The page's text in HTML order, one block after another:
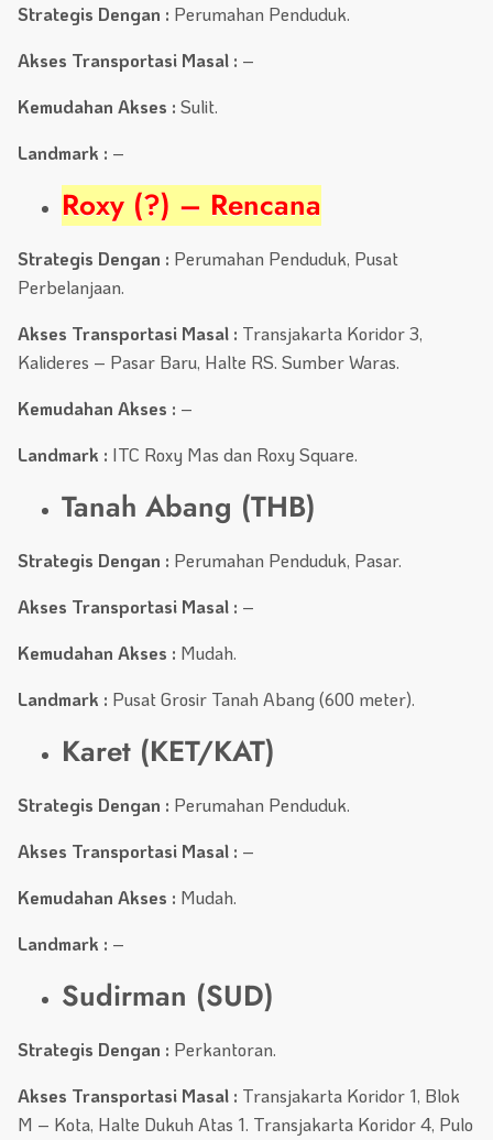
Strategis Dengan : Perumahan Penduduk.
Akses Transportasi Masal : –
Kemudahan Akses : Sulit.
Landmark : –
Roxy (?) – Rencana
Strategis Dengan : Perumahan Penduduk, Pusat
Perbelanjaan.
Akses Transportasi Masal : Transjakarta Koridor 3,
Kalideres – Pasar Baru, Halte RS. Sumber Waras.
Kemudahan Akses : –
Landmark : ITC Roxy Mas dan Roxy Square.
Tanah Abang (THB)
Strategis Dengan : Perumahan Penduduk, Pasar.
Akses Transportasi Masal : –
Kemudahan Akses : Mudah.
Landmark : Pusat Grosir Tanah Abang (600 meter).
Karet (KET/KAT)
Strategis Dengan : Perumahan Penduduk.
Akses Transportasi Masal : –
Kemudahan Akses : Mudah.
Landmark : –
Sudirman (SUD)
Strategis Dengan : Perkantoran.
Akses Transportasi Masal : Transjakarta Koridor 1, Blok
M – Kota, Halte Dukuh Atas 1. Transjakarta Koridor 4, Pulo